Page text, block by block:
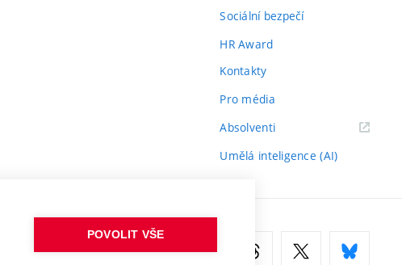
Sociální bezpečí
HR Award
Kontakty
Pro média
Absolventi(externí
Umělá inteligence (AI)
POVOLIT VŠE